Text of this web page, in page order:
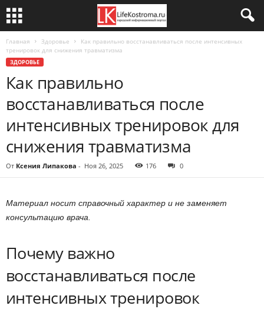
Главная Здоровье
Как правильно восстанавливаться после интенсивных
тренировок для снижения травматизма
ЗДОРОВЬЕ
Как правильно
восстанавливаться после
интенсивных тренировок для
снижения травматизма
От Ксения Липакова - Ноя 26, 2025 176 0
Материал носит справочный характер и не заменяет
консультацию врача.
Почему важно
восстанавливаться после
интенсивных тренировок